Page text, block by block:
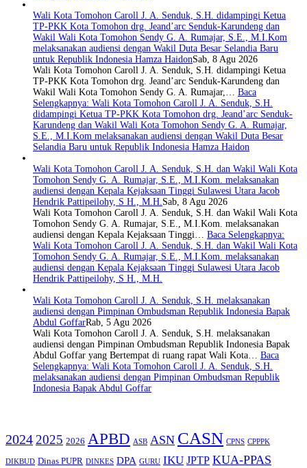
Wali Kota Tomohon Caroll J. A. Senduk, S.H. didampingi Ketua
TP-PKK Kota Tomohon drg. Jeand’arc Senduk-Karundeng dan
Wakil Wali Kota Tomohon Sendy G. A. Rumajar, S.E., M.I.Kom
melaksanakan audiensi dengan Wakil Duta Besar Selandia Baru
untuk Republik Indonesia Hamza HaidonSab, 8 Agu 2026
Wali Kota Tomohon Caroll J. A. Senduk, S.H. didampingi Ketua
TP-PKK Kota Tomohon drg. Jeand’arc Senduk-Karundeng dan
Wakil Wali Kota Tomohon Sendy G. A. Rumajar,… Baca
Selengkapnya: Wali Kota Tomohon Caroll J. A. Senduk, S.H.
didampingi Ketua TP-PKK Kota Tomohon drg. Jeand’arc Senduk-
Karundeng dan Wakil Wali Kota Tomohon Sendy G. A. Rumajar,
S.E., M.I.Kom melaksanakan audiensi dengan Wakil Duta Besar
Selandia Baru untuk Republik Indonesia Hamza Haidon
Wali Kota Tomohon Caroll J. A. Senduk, S.H. dan Wakil Wali Kota
Tomohon Sendy G. A. Rumajar, S.E., M.I.Kom. melaksanakan
audiensi dengan Kepala Kejaksaan Tinggi Sulawesi Utara Jacob
Hendrik Pattipeilohy, S H., M.H.Sab, 8 Agu 2026
Wali Kota Tomohon Caroll J. A. Senduk, S.H. dan Wakil Wali Kota
Tomohon Sendy G. A. Rumajar, S.E., M.I.Kom. melaksanakan
audiensi dengan Kepala Kejaksaan Tinggi… Baca Selengkapnya:
Wali Kota Tomohon Caroll J. A. Senduk, S.H. dan Wakil Wali Kota
Tomohon Sendy G. A. Rumajar, S.E., M.I.Kom. melaksanakan
audiensi dengan Kepala Kejaksaan Tinggi Sulawesi Utara Jacob
Hendrik Pattipeilohy, S H., M.H.
Wali Kota Tomohon Caroll J. A. Senduk, S.H. melaksanakan
audiensi dengan Pimpinan Ombudsman Republik Indonesia Bapak
Abdul GoffarRab, 5 Agu 2026
Wali Kota Tomohon Caroll J. A. Senduk, S.H. melaksanakan
audiensi dengan Pimpinan Ombudsman Republik Indonesia Bapak
Abdul Goffar yang Bertempat di ruang rapat Wali Kota… Baca
Selengkapnya: Wali Kota Tomohon Caroll J. A. Senduk, S.H.
melaksanakan audiensi dengan Pimpinan Ombudsman Republik
Indonesia Bapak Abdul Goffar
20242025 2026 APBD ASB ASN CASN CPNS CPPPK
DIKBUD Dinas PUPR DINKES DPA GURU IKU JPTP KUA-PPAS